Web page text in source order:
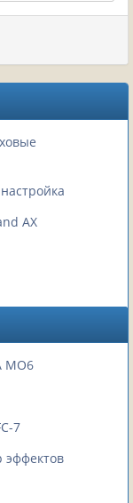
AX
MO6
7
эффектов